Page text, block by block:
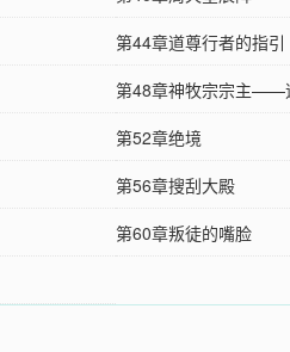
第44章道尊行者的指引
第48章神牧宗宗主——
第52章绝境
第56章搜刮大殿
第60章叛徒的嘴脸